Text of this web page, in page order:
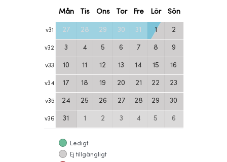
Mån Tis Ons Tor Fre Lör Sön
v31 27 28 29 30 31 1 2
v32 3 4 5 6 7 8 9
v33 10 11 12 13 14 15 16
v34 17 18 19 20 21 22 23
v35 24 25 26 27 28 29 30
v36 31 1 2 3 4 5 6
Ledigt
Ej tillgängligt